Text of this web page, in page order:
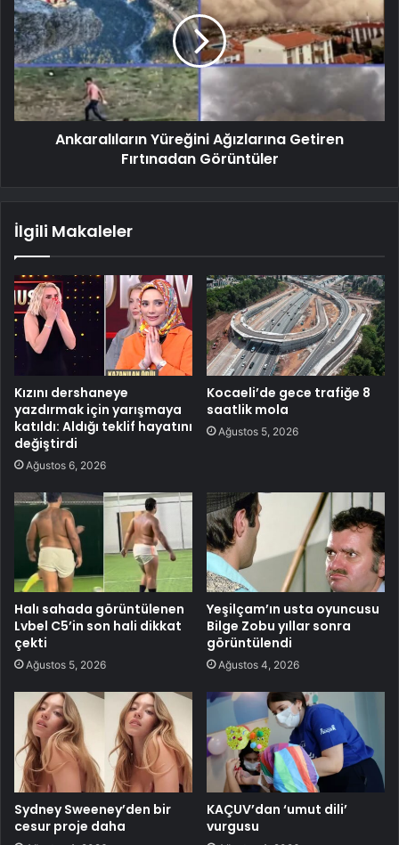
Ankaralıların Yüreğini Ağızlarına Getiren
Fırtınadan Görüntüler
İlgili Makaleler
Kızını dershaneye
yazdırmak için yarışmaya
katıldı: Aldığı teklif hayatını
değiştirdi
Ağustos 6, 2026
Kocaeli’de gece trafiğe 8
saatlik mola
Ağustos 5, 2026
Halı sahada görüntülenen
Lvbel C5’in son hali dikkat
çekti
Ağustos 5, 2026
Yeşilçam’ın usta oyuncusu
Bilge Zobu yıllar sonra
görüntülendi
Ağustos 4, 2026
Sydney Sweeney’den bir
cesur proje daha
KAÇUV’dan ‘umut dili’
vurgusu